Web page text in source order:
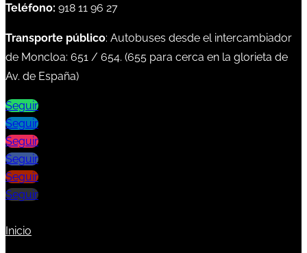
Teléfono: 918 11 96 27
Transporte público: Autobuses desde el intercambiador
de Moncloa: 651 / 654. (655 para cerca en la glorieta de
Av. de España)
Seguir
Seguir
Seguir
Seguir
Seguir
Seguir
Inicio